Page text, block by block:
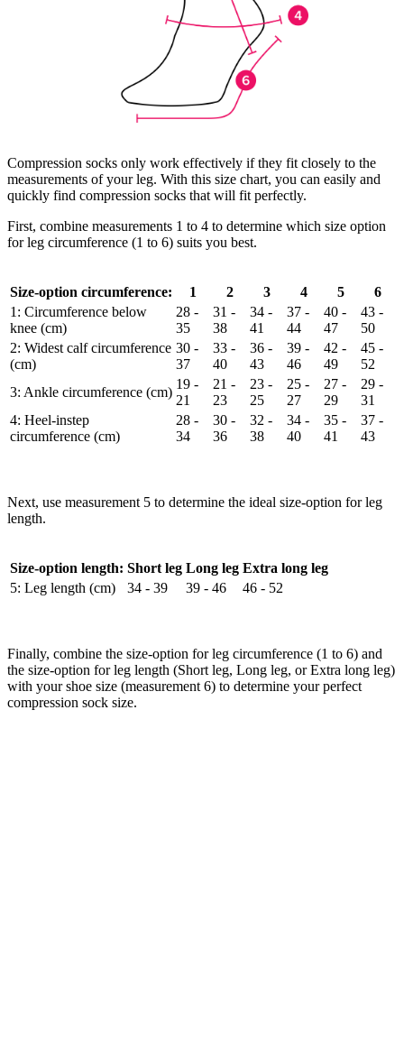
Compression socks only work effectively if they fit closely to the
measurements of your leg. With this size chart, you can easily and
quickly find compression socks that will fit perfectly.
First, combine measurements 1 to 4 to determine which size option
for leg circumference (1 to 6) suits you best.
Size-option circumference: 1 2 3 4 5
6
1: Circumference below
knee (cm)
28 -
35
31 -
38
34 -
41
37 -
44
40 -
47
43 -
50
2: Widest calf circumference
(cm)
30 -
37
33 -
40
36 -
43
39 -
46
42 -
49
45 -
52
3: Ankle circumference (cm)
19 -
21
21 -
23
23 -
25
25 -
27
27 -
29
29 -
31
4: Heel-instep
circumference (cm)
28 -
34
30 -
36
32 -
38
34 -
40
35 -
41
37 -
43
Next, use measurement 5 to determine the ideal size-option for leg
length.
Size-option length: Short leg Long leg Extra long leg
5: Leg length (cm)
34 - 39 39 - 46 46 - 52
Finally, combine the size-option for leg circumference (1 to 6) and
the size-option for leg length (Short leg, Long leg, or Extra long leg)
with your shoe size (measurement 6) to determine your perfect
compression sock size.